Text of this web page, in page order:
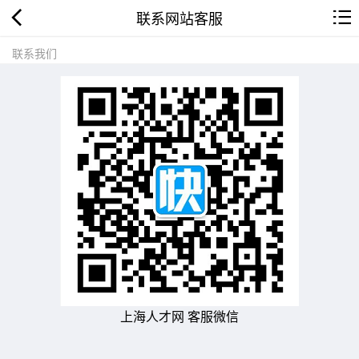
联系网站客服
联系我们
上海人才网 客服微信